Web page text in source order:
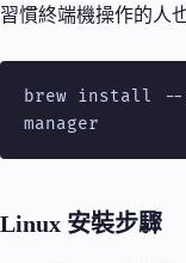
習慣終端機操作的人
brew install --
manager
Linux 安裝步驟